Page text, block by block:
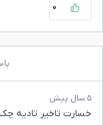
۰
۵ سال پیش
خسارت تاخیر تادیه